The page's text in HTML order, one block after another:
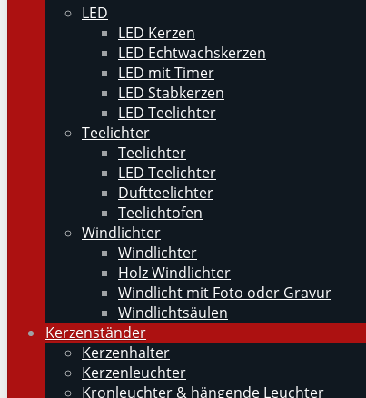
LED
LED Kerzen
LED Echtwachskerzen
LED mit Timer
LED Stabkerzen
LED Teelichter
Teelichter
Teelichter
LED Teelichter
Duftteelichter
Teelichtofen
Windlichter
Windlichter
Holz Windlichter
Windlicht mit Foto oder Gravur
Windlichtsäulen
Kerzenständer
Kerzenhalter
Kerzenleuchter
Kronleuchter & hängende Leuchter